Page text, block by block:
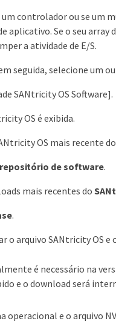
um controlador ou se
aplicativo. Se o seu
a atividade de E/S.
seguida, selecione um
SANtricity OS Software].
OS é exibida.
OS mais recente
de software.
mais recentes do
.
o arquivo SANtricity OS e
é necessário na
e o download será
operacional e o arquivo